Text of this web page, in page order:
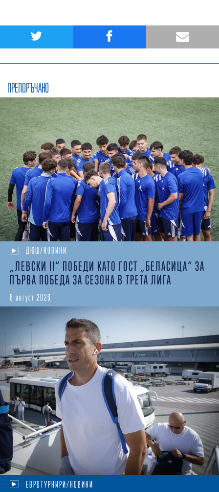
ПРЕПОРЪЧАНО
ДЮШ/НОВИНИ
„ЛЕВСКИ II“ ПОБЕДИ КАТО ГОСТ „БЕЛАСИЦА“ ЗА
ПЪРВА ПОБЕДА ЗА СЕЗОНА В ТРЕТА ЛИГА
8 август 2026
ЕВРОТУРНИРИ/НОВИНИ